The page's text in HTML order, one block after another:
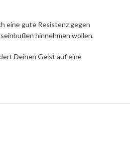
eine gute Resistenz gegen
hinnehmen wollen.
Deinen Geist auf eine